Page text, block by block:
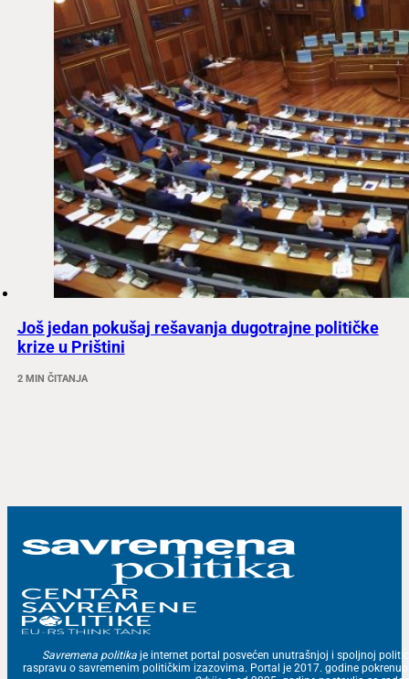
Još jedan pokušaj rešavanja dugotrajne političke
krize u Prištini
2 MIN ČITANJA
Savremena politika je internet portal posvećen unutrašnjoj i spoljnoj
raspravu o savremenim političkim izazovima. Portal je 2017. godine